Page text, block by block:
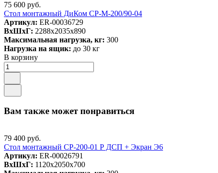
75 600 руб.
Стол монтажный ДиКом СР-М-200/90-04
Артикул: ER-00036729
ВxШxГ: 2288x2035x890
Максимальная нагрузка, кг: 300
Нагрузка на ящик: до 30 кг
В корзину
Вам также может понравиться
79 400 руб.
Стол монтажный СР-200-01 Р ДСП + Экран Э6
Артикул: ER-00026791
ВxШxГ: 1120x2050x700